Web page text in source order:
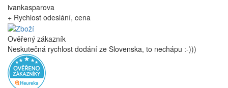
ivankasparova
+ Rychlost odeslání, cena
Ověřený zákazník
Neskutečná rychlost dodání ze Slovenska, to nechápu :-)))